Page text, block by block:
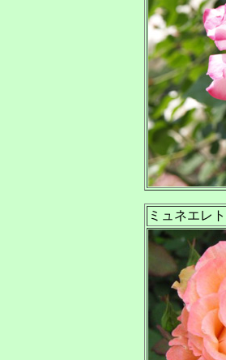
ミュネエレ